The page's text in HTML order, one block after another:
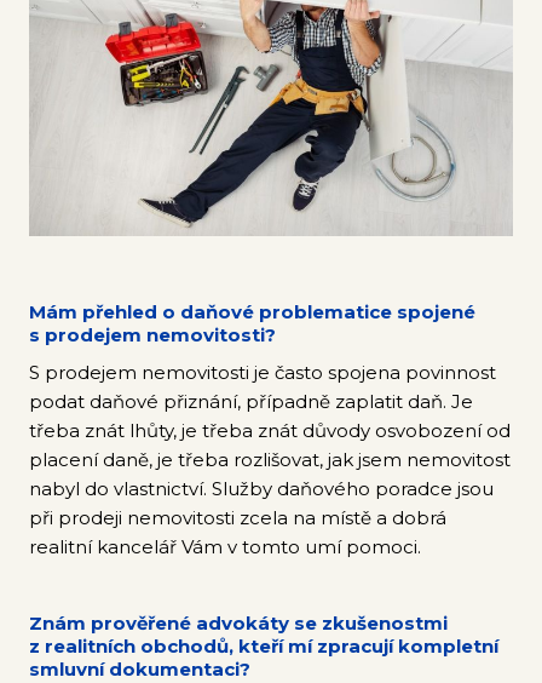
Mám přehled o daňové problematice spojené
s prodejem nemovitosti?
S prodejem nemovitosti je často spojena povinnost
podat daňové přiznání, případně zaplatit daň. Je
třeba znát lhůty, je třeba znát důvody osvobození od
placení daně, je třeba rozlišovat, jak jsem nemovitost
nabyl do vlastnictví. Služby daňového poradce jsou
při prodeji nemovitosti zcela na místě a dobrá
realitní kancelář Vám v tomto umí pomoci.
Znám prověřené advokáty se zkušenostmi
z realitních obchodů, kteří mí zpracují kompletní
smluvní dokumentaci?